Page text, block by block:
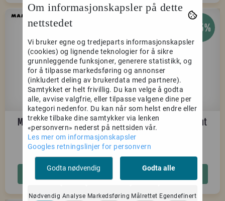
Mammut Ophir Kids 2.0
Harness alpine
calamint- ...
699,- 524,-
-25%
Edelrid Fraggle icemint
Om informasjonskapsler på dette
nettstedet
Vi bruker egne og tredjeparts informasjonskapsler
(cookies) og lignende teknologier for å sikre
grunnleggende funksjoner, generere statistikk, og
for å tilpasse markedsføring og annonser
(inkludert deling av brukerdata med partnere).
Samtykket er helt frivillig. Du kan velge å godta
alle, avvise valgfrie, eller tilpasse valgene dine per
kategori nedenfor. Du kan når som helst endre eller
trekke tilbake dine samtykker via lenken
«personvern» nederst på nettsiden vår.
Les mer om informasjonskapsler
Googles retningslinjer for personvern
Godta nødvendig Godta alle
Nødvendig Analyse Markedsføring Målrettet Egendefinert